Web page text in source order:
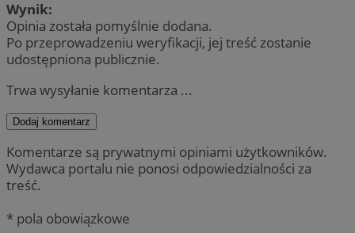
Wynik:
Opinia została pomyślnie dodana.
Po przeprowadzeniu weryfikacji, jej treść zostanie
udostępniona publicznie.
Trwa wysyłanie komentarza ...
Dodaj komentarz
Komentarze są prywatnymi opiniami użytkowników.
Wydawca portalu nie ponosi odpowiedzialności za
treść.
* pola obowiązkowe